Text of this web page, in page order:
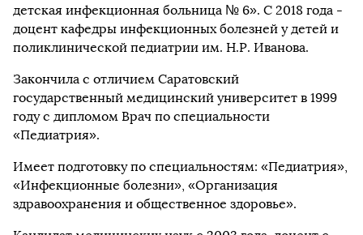
детская инфекционная больница № 6». С 2018 года -
доцент кафедры инфекционных болезней у детей и
поликлинической педиатрии им. Н.Р. Иванова.
Закончила с отличием Саратовский
государственный медицинский университет в 1999
году с дипломом Врач по специальности
«Педиатрия».
Имеет подготовку по специальностям: «Педиатрия»,
«Инфекционные болезни», «Организация
здравоохранения и общественное здоровье».